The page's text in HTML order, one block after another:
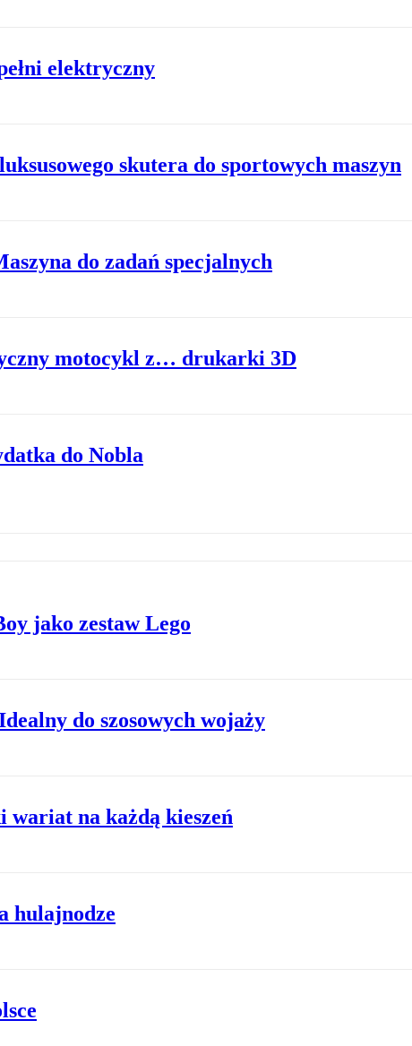
elektryczny
skutera do sportowych maszyn
do zadań specjalnych
motocykl z… drukarki 3D
do Nobla
jako zestaw Lego
do szosowych wojaży
na każdą kieszeń
hulajnodze